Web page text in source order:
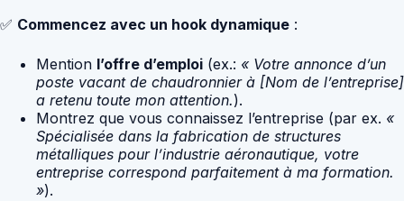
✅ Commencez avec un hook dynamique :
Mention l’offre d’emploi (ex.: « Votre annonce d’un
poste vacant de chaudronnier à [Nom de l’entreprise]
a retenu toute mon attention.).
Montrez que vous connaissez l’entreprise (par ex. «
Spécialisée dans la fabrication de structures
métalliques pour l’industrie aéronautique, votre
entreprise correspond parfaitement à ma formation.
»).